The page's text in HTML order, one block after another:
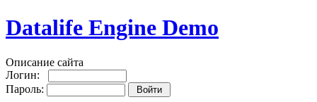
Datalife Engine Demo
Описание сайта
Логин:
Пароль: